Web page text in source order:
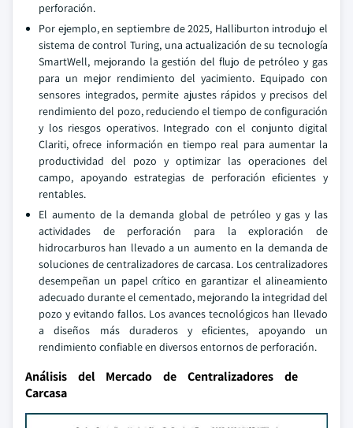
perforación.
Por ejemplo, en septiembre de 2025, Halliburton introdujo el
sistema de control Turing, una actualización de su tecnología
SmartWell, mejorando la gestión del flujo de petróleo y gas
para un mejor rendimiento del yacimiento. Equipado con
sensores integrados, permite ajustes rápidos y precisos del
rendimiento del pozo, reduciendo el tiempo de configuración
y los riesgos operativos. Integrado con el conjunto digital
Clariti, ofrece información en tiempo real para aumentar la
productividad del pozo y optimizar las operaciones del
campo, apoyando estrategias de perforación eficientes y
rentables.
El aumento de la demanda global de petróleo y gas y las
actividades de perforación para la exploración de
hidrocarburos han llevado a un aumento en la demanda de
soluciones de centralizadores de carcasa. Los centralizadores
desempeñan un papel crítico en garantizar el alineamiento
adecuado durante el cementado, mejorando la integridad del
pozo y evitando fallos. Los avances tecnológicos han llevado
a diseños más duraderos y eficientes, apoyando un
rendimiento confiable en diversos entornos de perforación.
Análisis del Mercado de Centralizadores de
Carcasa